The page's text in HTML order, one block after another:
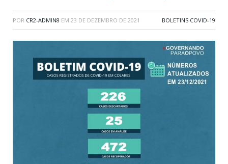
POR CR2-ADMIN8 EM 23 DE DEZEMBRO DE 2021 BOLETINS COVID-19